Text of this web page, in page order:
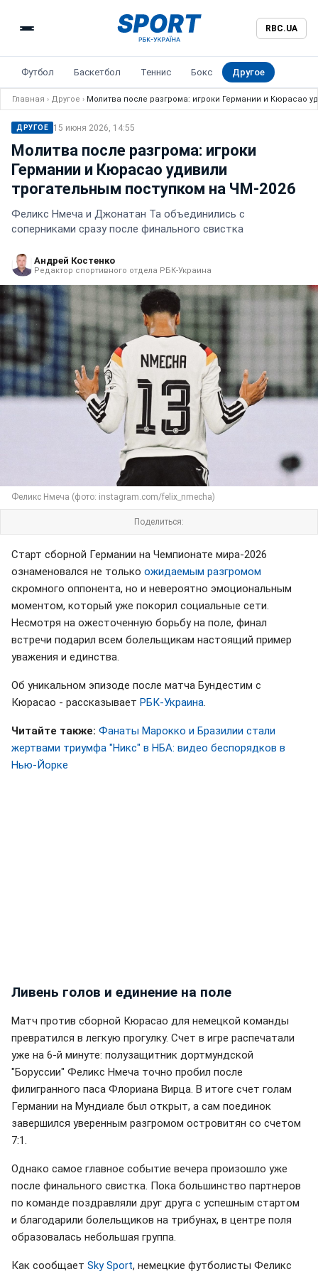
RBC.UA
Футбол Баскетбол Теннис Бокс Другое
Главная › Другое › Молитва после разгрома: игроки Германии и Кюрасао
ДРУГОЕ 15 июня 2026, 14:55
Молитва после разгрома: игроки
Германии и Кюрасао удивили
трогательным поступком на ЧМ-2026
Феликс Нмеча и Джонатан Та объединились с
соперниками сразу после финального свистка
Андрей Костенко
Редактор спортивного отдела РБК-Украина
Феликс Нмеча (фото: instagram.com/felix_nmecha)
Поделиться:
Старт сборной Германии на Чемпионате мира-2026
ознаменовался не только ожидаемым разгромом
скромного оппонента, но и невероятно эмоциональным
моментом, который уже покорил социальные сети.
Несмотря на ожесточенную борьбу на поле, финал
встречи подарил всем болельщикам настоящий пример
уважения и единства.
Об уникальном эпизоде после матча Бундестим с
Кюрасао - рассказывает РБК-Украина
Читайте также: Фанаты Марокко и Бразилии стали
жертвами триумфа "Никс" в НБА: видео беспорядков в
Нью-Йорке
Ливень голов и единение на поле
Матч против сборной Кюрасао для немецкой команды
превратился в легкую прогулку. Счет в игре распечатали
уже на 6-й минуте: полузащитник дортмундской
"Боруссии" Феликс Нмеча точно пробил после
филигранного паса Флориана Вирца. В итоге счет голам
Германии на Мундиале был открыт, а сам поединок
завершился уверенным разгромом островитян со счетом
7:1.
Однако самое главное событие вечера произошло уже
после финального свистка. Пока большинство партнеров
по команде поздравляли друг друга с успешным стартом
и благодарили болельщиков на трибунах, в центре поля
образовалась небольшая группа.
Как сообщает Sky Sport, немецкие футболисты Феликс